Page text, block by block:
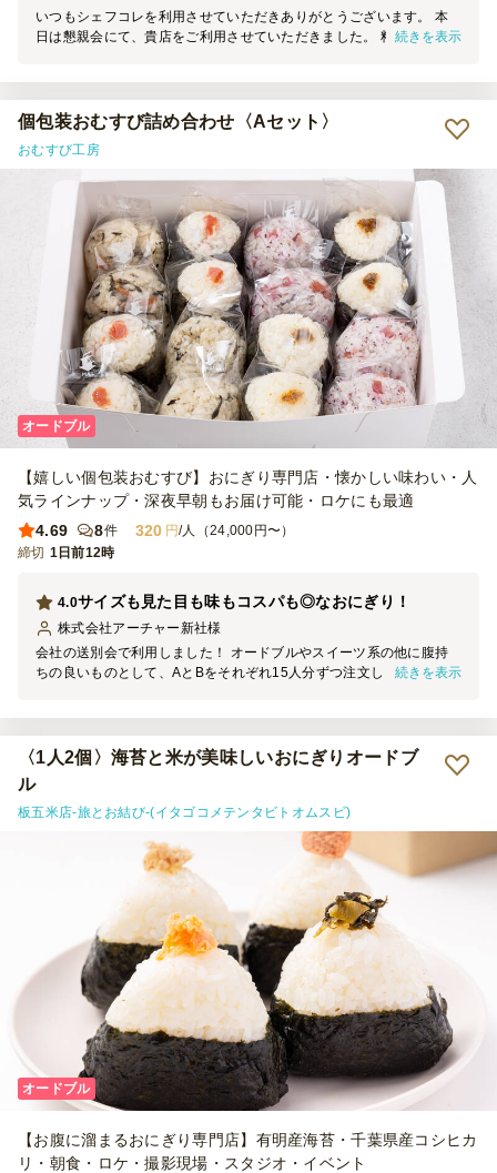
いつもシェフコレを利用させていただきありがとうございます。 本
日は懇親会にて、貴店をご利用させていただきました。 料理の見た
続きを表示
個包装おむすび詰め合わせ〈Aセット〉
おむすび工房
オードブル
【嬉しい個包装おむすび】おにぎり専門店・懐かしい味わい・人
気ラインナップ・深夜早朝もお届け可能・ロケにも最適
4.69
8件 320 円/人（24,000円〜）
締切 1日前12時
サイズも見た目も味もコスパも◎なおにぎり！
4.0
株式会社アーチャー新社様
会社の送別会で利用しました！ オードブルやスイーツ系の他に腹持
ちの良いものとして、AとBをそれぞれ15人分ずつ注文しました。 個
した。サイズも大き過ぎずちょうど良かったです。 また機会があり
ましたらよろしくお願いします！
続きを表示
〈1人2個〉海苔と米が美味しいおにぎりオードブ
ル
板五米店-旅とお結び-(イタゴコメテンタビトオムスビ)
オードブル
【お腹に溜まるおにぎり専門店】有明産海苔・千葉県産コシヒカ
リ・朝食・ロケ・撮影現場・スタジオ・イベント